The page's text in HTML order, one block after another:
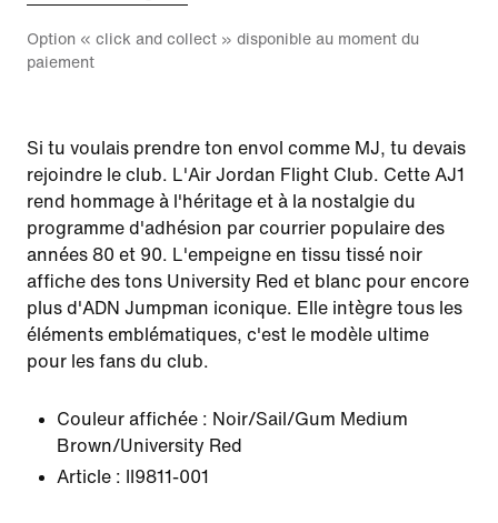
Option « click and collect » disponible au moment du
paiement
Si tu voulais prendre ton envol comme MJ, tu devais
rejoindre le club. L'Air Jordan Flight Club. Cette AJ1
rend hommage à l'héritage et à la nostalgie du
programme d'adhésion par courrier populaire des
années 80 et 90. L'empeigne en tissu tissé noir
affiche des tons University Red et blanc pour encore
plus d'ADN Jumpman iconique. Elle intègre tous les
éléments emblématiques, c'est le modèle ultime
pour les fans du club.
Couleur affichée : Noir/Sail/Gum Medium
Brown/University Red
Article :
II9811-001